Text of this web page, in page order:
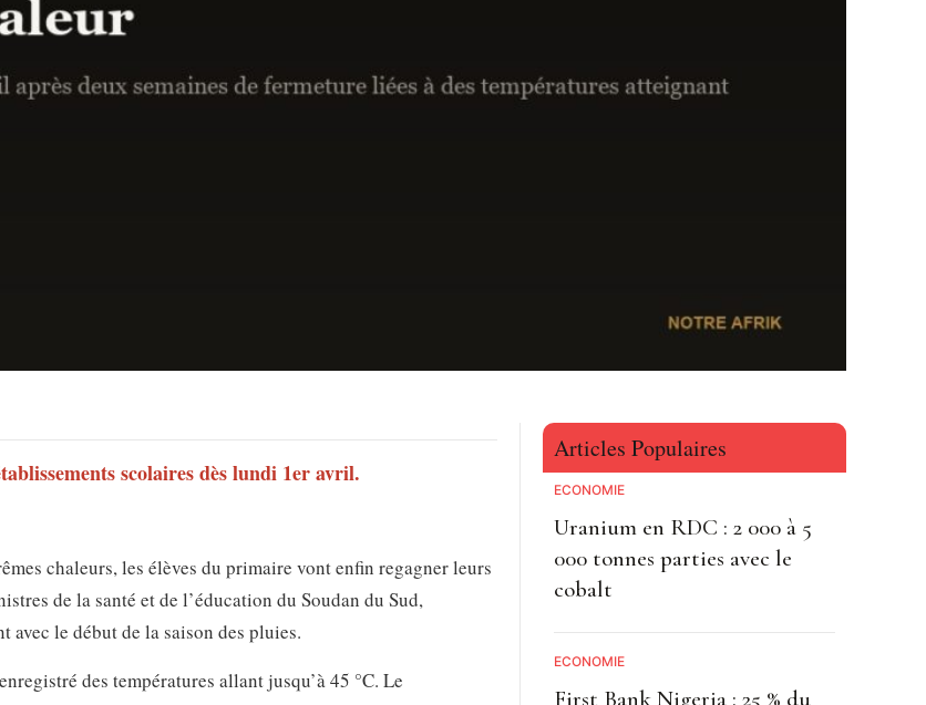
scolaires dès lundi 1er avril.
chaleurs, les élèves du primaire vont enfin regagner leurs
de la santé et de l’éducation du Soudan du Sud,
le début de la saison des pluies.
des températures allant jusqu’à 45 °C. Le
Articles Populaires
ECONOMIE
Uranium en RDC : 2 000 à 5
000 tonnes parties avec le
cobalt
ECONOMIE
First Bank Nigeria : 25 % du